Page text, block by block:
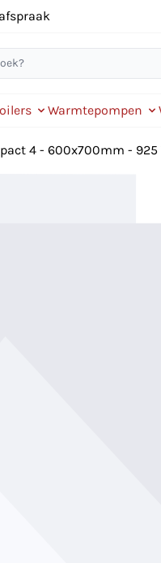
Warmtepompen
4 - 600x700mm - 925